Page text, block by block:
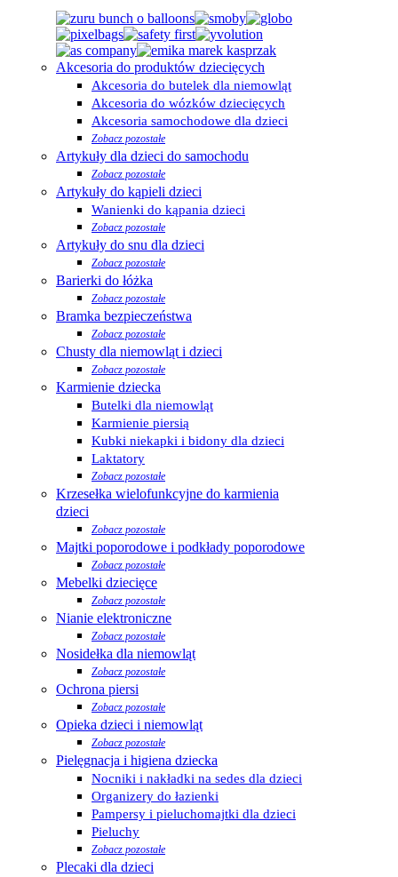
Akcesoria do produktów dziecięcych
Akcesoria do butelek dla niemowląt
Akcesoria do wózków dziecięcych
Akcesoria samochodowe dla dzieci
Zobacz pozostałe
Artykuły dla dzieci do samochodu
Zobacz pozostałe
Artykuły do kąpieli dzieci
Wanienki do kąpania dzieci
Zobacz pozostałe
Artykuły do snu dla dzieci
Zobacz pozostałe
Barierki do łóżka
Zobacz pozostałe
Bramka bezpieczeństwa
Zobacz pozostałe
Chusty dla niemowląt i dzieci
Zobacz pozostałe
Karmienie dziecka
Butelki dla niemowląt
Karmienie piersią
Kubki niekapki i bidony dla dzieci
Laktatory
Zobacz pozostałe
Krzesełka wielofunkcyjne do karmienia
dzieci
Zobacz pozostałe
Majtki poporodowe i podkłady poporodowe
Zobacz pozostałe
Mebelki dziecięce
Zobacz pozostałe
Nianie elektroniczne
Zobacz pozostałe
Nosidełka dla niemowląt
Zobacz pozostałe
Ochrona piersi
Zobacz pozostałe
Opieka dzieci i niemowląt
Zobacz pozostałe
Pielęgnacja i higiena dziecka
Nocniki i nakładki na sedes dla dzieci
Organizery do łazienki
Pampersy i pieluchomajtki dla dzieci
Pieluchy
Zobacz pozostałe
Plecaki dla dzieci